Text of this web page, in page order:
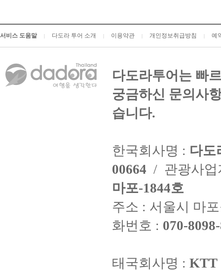
서비스 도움말 다도라 투어 소개 이용약관 개인정보취급방침 예
다도라투어는 빠
궁금하신 문의사
습니다.
한국회사명 : 다도
00664 / 관광사
마포-1844호
주소 : 서울시 마
화번호 : 070-
태국회사명 : KTT